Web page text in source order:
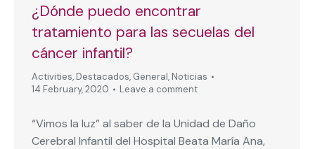
¿Dónde puedo encontrar
tratamiento para las secuelas del
cáncer infantil?
Activities, Destacados, General, Noticias
14 February, 2020
Leave a comment
“Vimos la luz” al saber de la Unidad de Daño
Cerebral Infantil del Hospital Beata María Ana,